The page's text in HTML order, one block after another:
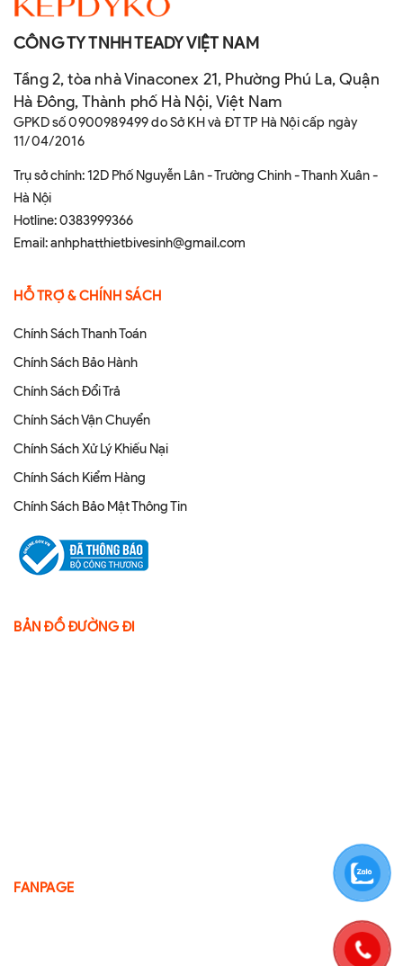
CÔNG TY TNHH TEADY VIỆT NAM
Tầng 2, tòa nhà Vinaconex 21, Phường Phú La, Quận
Hà Đông, Thành phố Hà Nội, Việt Nam
GPKD số 0900989499 do Sở KH và ĐT TP Hà Nội cấp ngày
11/04/2016
Trụ sở chính: 12D Phố Nguyễn Lân - Trường Chinh - Thanh Xuân -
Hà Nội
Hotline:0383999366
Email:anhphatthietbivesinh@gmail.com
HỖ TRỢ & CHÍNH SÁCH
Chính Sách Thanh Toán
Chính Sách Bảo Hành
Chính Sách Đổi Trả
Chính Sách Vận Chuyển
Chính Sách Xử Lý Khiếu Nại
Chính Sách Kiểm Hàng
Chính Sách Bảo Mật Thông Tin
BẢN ĐỒ ĐƯỜNG ĐI
FANPAGE